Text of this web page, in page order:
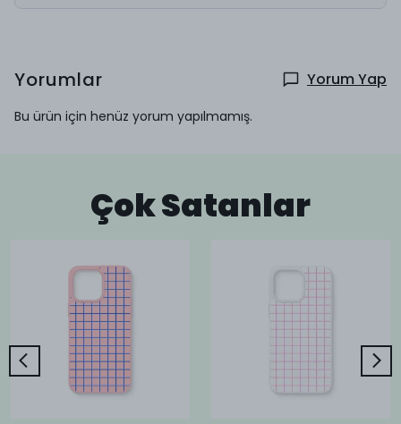
Yorumlar Yorum Yap
Bu ürün için henüz yorum yapılmamış.
Çok Satanlar